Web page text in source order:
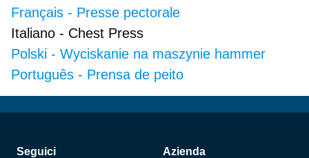
Français - Presse pectorale
Italiano - Chest Press
Polski - Wyciskanie na maszynie hammer
Português - Prensa de peito
Piè di pagina
Seguici Azienda